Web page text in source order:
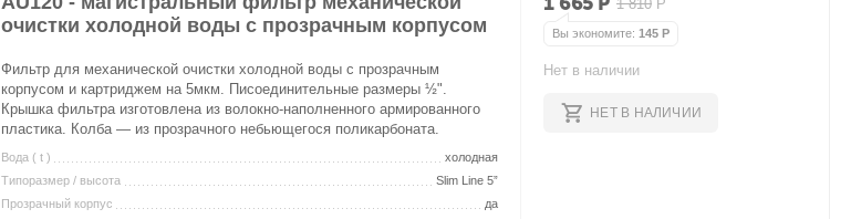
очистки холодной воды c прозрачным корпусом
Фильтр для механической очистки холодной воды с прозрачным
корпусом и картриджем на 5мкм. Писоединительные размеры ½".
Крышка фильтра изготовлена из волокно-наполненного армированного
пластика. Колба — из прозрачного небьющегося поликарбоната.
Вода ( t )
холодная
Типоразмер / высота
Slim Line 5”
Прозрачный корпус
да
1 810 Р
Вы экономите: 145Р
Нет в наличии
НЕТ В НАЛИЧИИ